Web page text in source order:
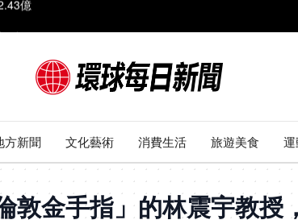
億
方新聞 文化藝術 消費生活 旅遊美食
敦金手指」的林震宇教授